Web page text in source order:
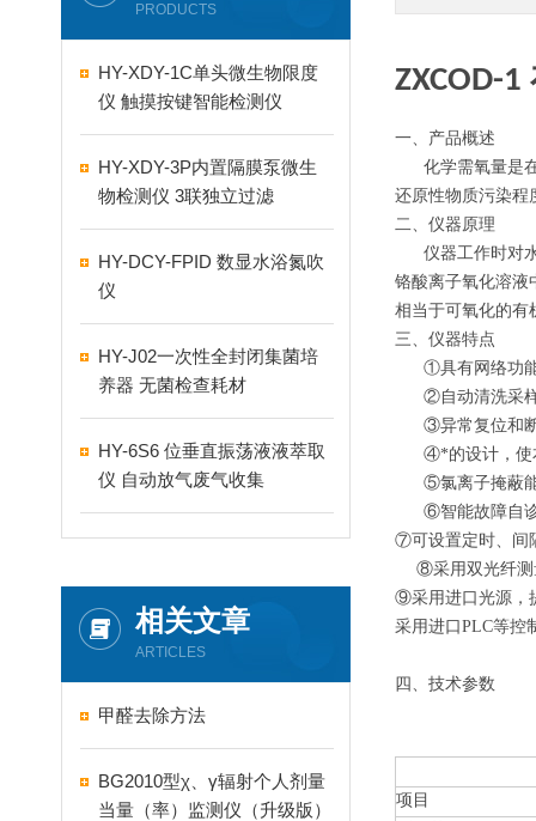
PRODUCTS
HY-XDY-1C单头微生物限度
仪 触摸按键智能检测仪
HY-XDY-3P内置隔膜泵微生
物检测仪 3联独立过滤
HY-DCY-FPID 数显水浴氮吹
仪
HY-J02一次性全封闭集菌培
养器 无菌检查耗材
HY-6S6 位垂直振荡液液萃取
仪 自动放气废气收集
相关文章
ARTICLES
甲醛去除方法
BG2010型χ、γ辐射个人剂量
当量（率）监测仪（升级版）
ZXCOD-
一、 产品概述
化学需氧量是在
还原性物质污染程
二、仪器原理
仪器工作时对水
铬酸离子氧化溶液
相当于可氧化的有
三、仪器特点
①具有网络功能
②自动清洗采样
③异常复位和断
④*的设计，使本
⑤氯离子掩蔽能
⑥智能故障自诊
⑦可设置定时、间
⑧采用双光纤测
⑨采用进口光源，
采用进口PLC等控
四、 技术参数
项目